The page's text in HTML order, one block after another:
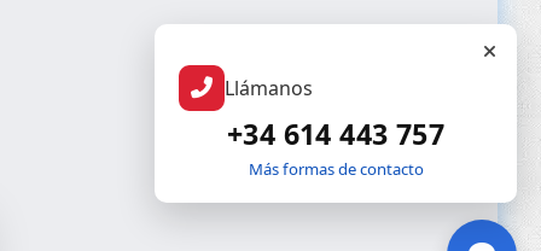
Llámanos
+34 614 443 757
Más formas de contacto